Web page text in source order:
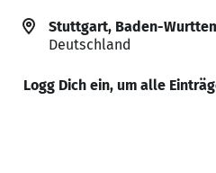
Stuttgart, Baden-
Deutschland
Logg Dich ein, um alle